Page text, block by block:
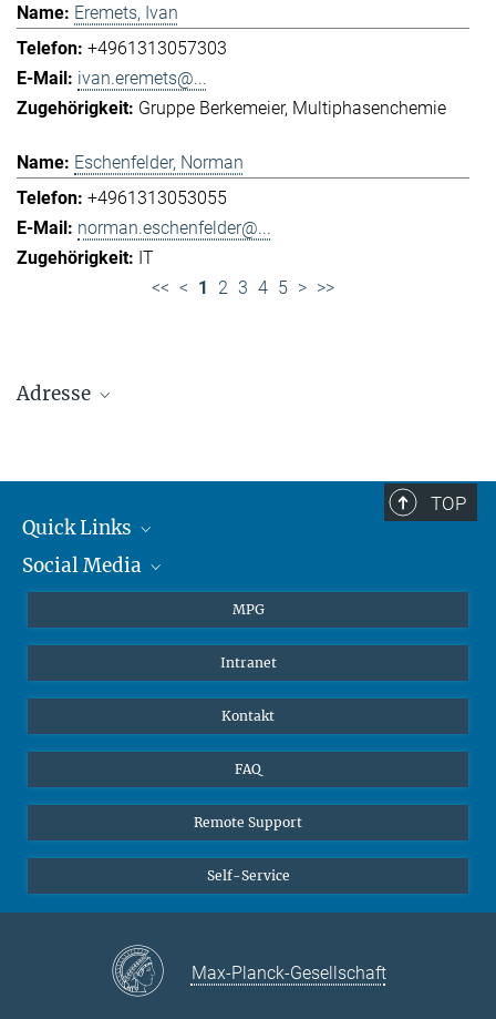
Eremets, Ivan
+4961313057303
ivan.eremets@...
Gruppe Berkemeier Multiphasenchemie
Eschenfelder, Norman
+4961313053055
norman.eschenfelder@...
IT
<< < 1 2 3 4 5 > >>
Adresse
+49 6131 305-1309
Hahn-Meitner-Weg 1, 55128 Mainz
TOP
Quick Links
Journalisten
Alumni
Social Media
Facebook
Instagram
YouTube
MPG
Intranet
Kontakt
FAQ
Remote Support
Self-Service
Max-Planck-Gesellschaft